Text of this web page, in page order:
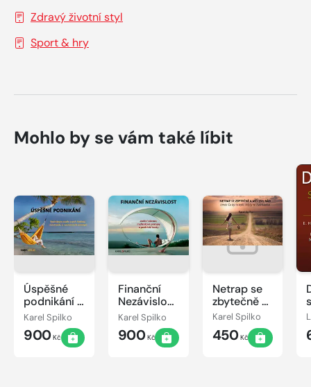
Zdravý životní styl
Sport & hry
Mohlo by se vám také líbit
Úspěšné
podnikání -
podnikejte
podle
svých
Karel Spilko
900Kč
Finanční
Nezávislost
jinak - styl
života,
vibrace,
myšlenkové
Karel Spilko
900Kč
Netrap se
zbytečně a
měj (se)
rád aneb
co by to
bylo, kdyby
Karel Spilko
450Kč